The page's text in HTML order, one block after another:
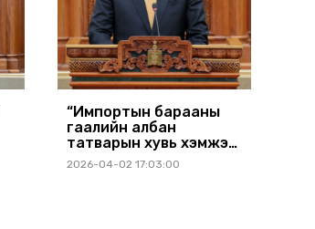
“Импортын барааны
гаалийн албан
татварын хувь хэмжээ
батлах тухай” УИХ-ын
тогтоолд өөрчлөлт
2026-04-02 17:03:00